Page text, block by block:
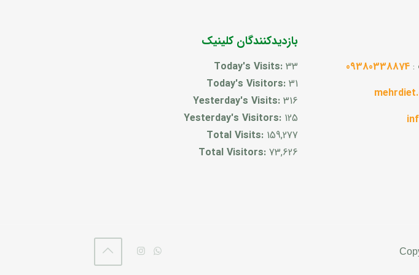
:
09380338874
بازدیدکنندگان کلینیک
Today's Visits: 33
Today's Visitors: 31
Yesterday's Visits: 316
Yesterday's Visitors: 125
Total Visits: 159,277
Total Visitors: 73,626